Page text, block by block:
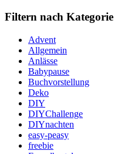
Filtern nach Kategorie
Advent
Allgemein
Anlässe
Babypause
Buchvorstellung
Deko
DIY
DIYChallenge
DIYnachten
easy-peasy
freebie